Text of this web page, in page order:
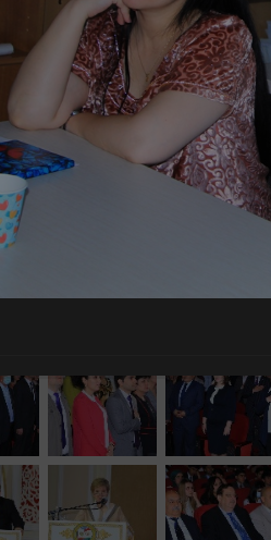
РТСУ в формате фотообъектива XXV
фотографа
чтения» (2021 год)
в РТСУ
как 30-летию
так и